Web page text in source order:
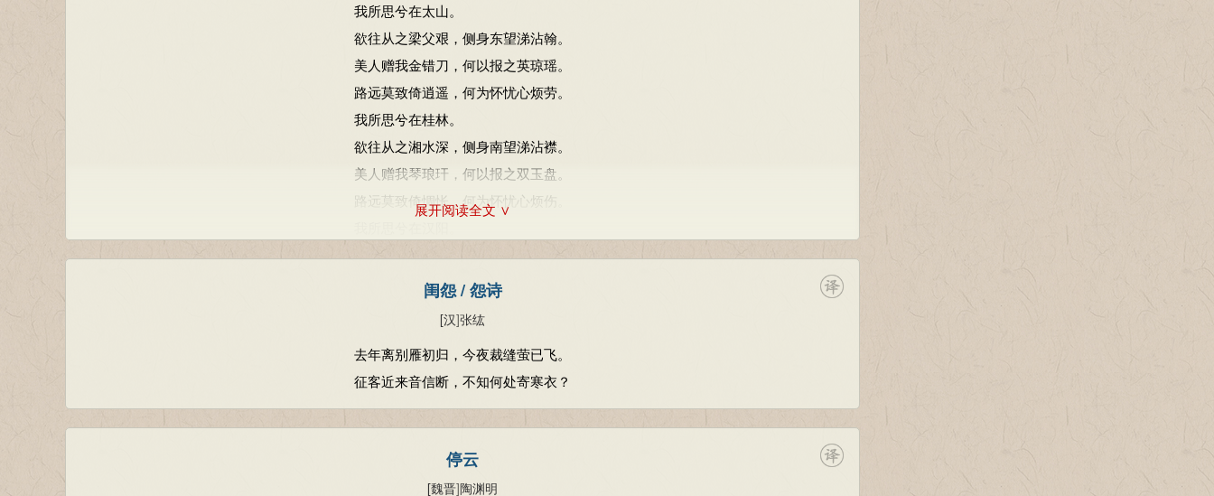
河广无舟梁，道近隔丘陆。
临路怀惆怅，中驾正踯躅。
浮云起高山，悲风激深谷。
良马不回鞍，轻车不转毂。
针药可屡进，愁思难为数。
贞士笃终始，恩义不可属。
肃肃仆夫征，锵锵扬和铃。
顾看空室中，仿佛想姿形。
一别怀万恨，起坐为不宁。
芳香去垢秽，素琴有清声。
诗人感木瓜，乃欲答瑶琼。
虽知未足报，贵用叙我情。
我所思兮在太山。
欲往从之梁父艰，侧身东望涕沾翰。
美人赠我金错刀，何以报之英琼瑶。
路远莫致倚逍遥，何为怀忧心烦劳。
我所思兮在桂林。
欲往从之湘水深，侧身南望涕沾襟。
美人赠我琴琅玕，何以报之双玉盘。
路远莫致倚惆怅，何为怀忧心烦伤。
欲往从之陇阪长，侧身西望涕沾裳。
美人赠我貂襜褕，何以报之明月珠。
欲往从之雪雰雰，侧身北望涕沾巾。
美人赠我锦绣段，何以报之青玉案。
展开阅读全文 ∨
闺怨 / 怨诗
[汉]张纮
去年离别雁初归，今夜裁缝萤已飞。
征客近来音信断，不知何处寄寒衣？
停云
[魏晋]陶渊明